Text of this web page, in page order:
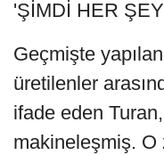
'ŞİMDİ HER
Geçmişte
üretilenler
ifade eden
makineleşmiş. O